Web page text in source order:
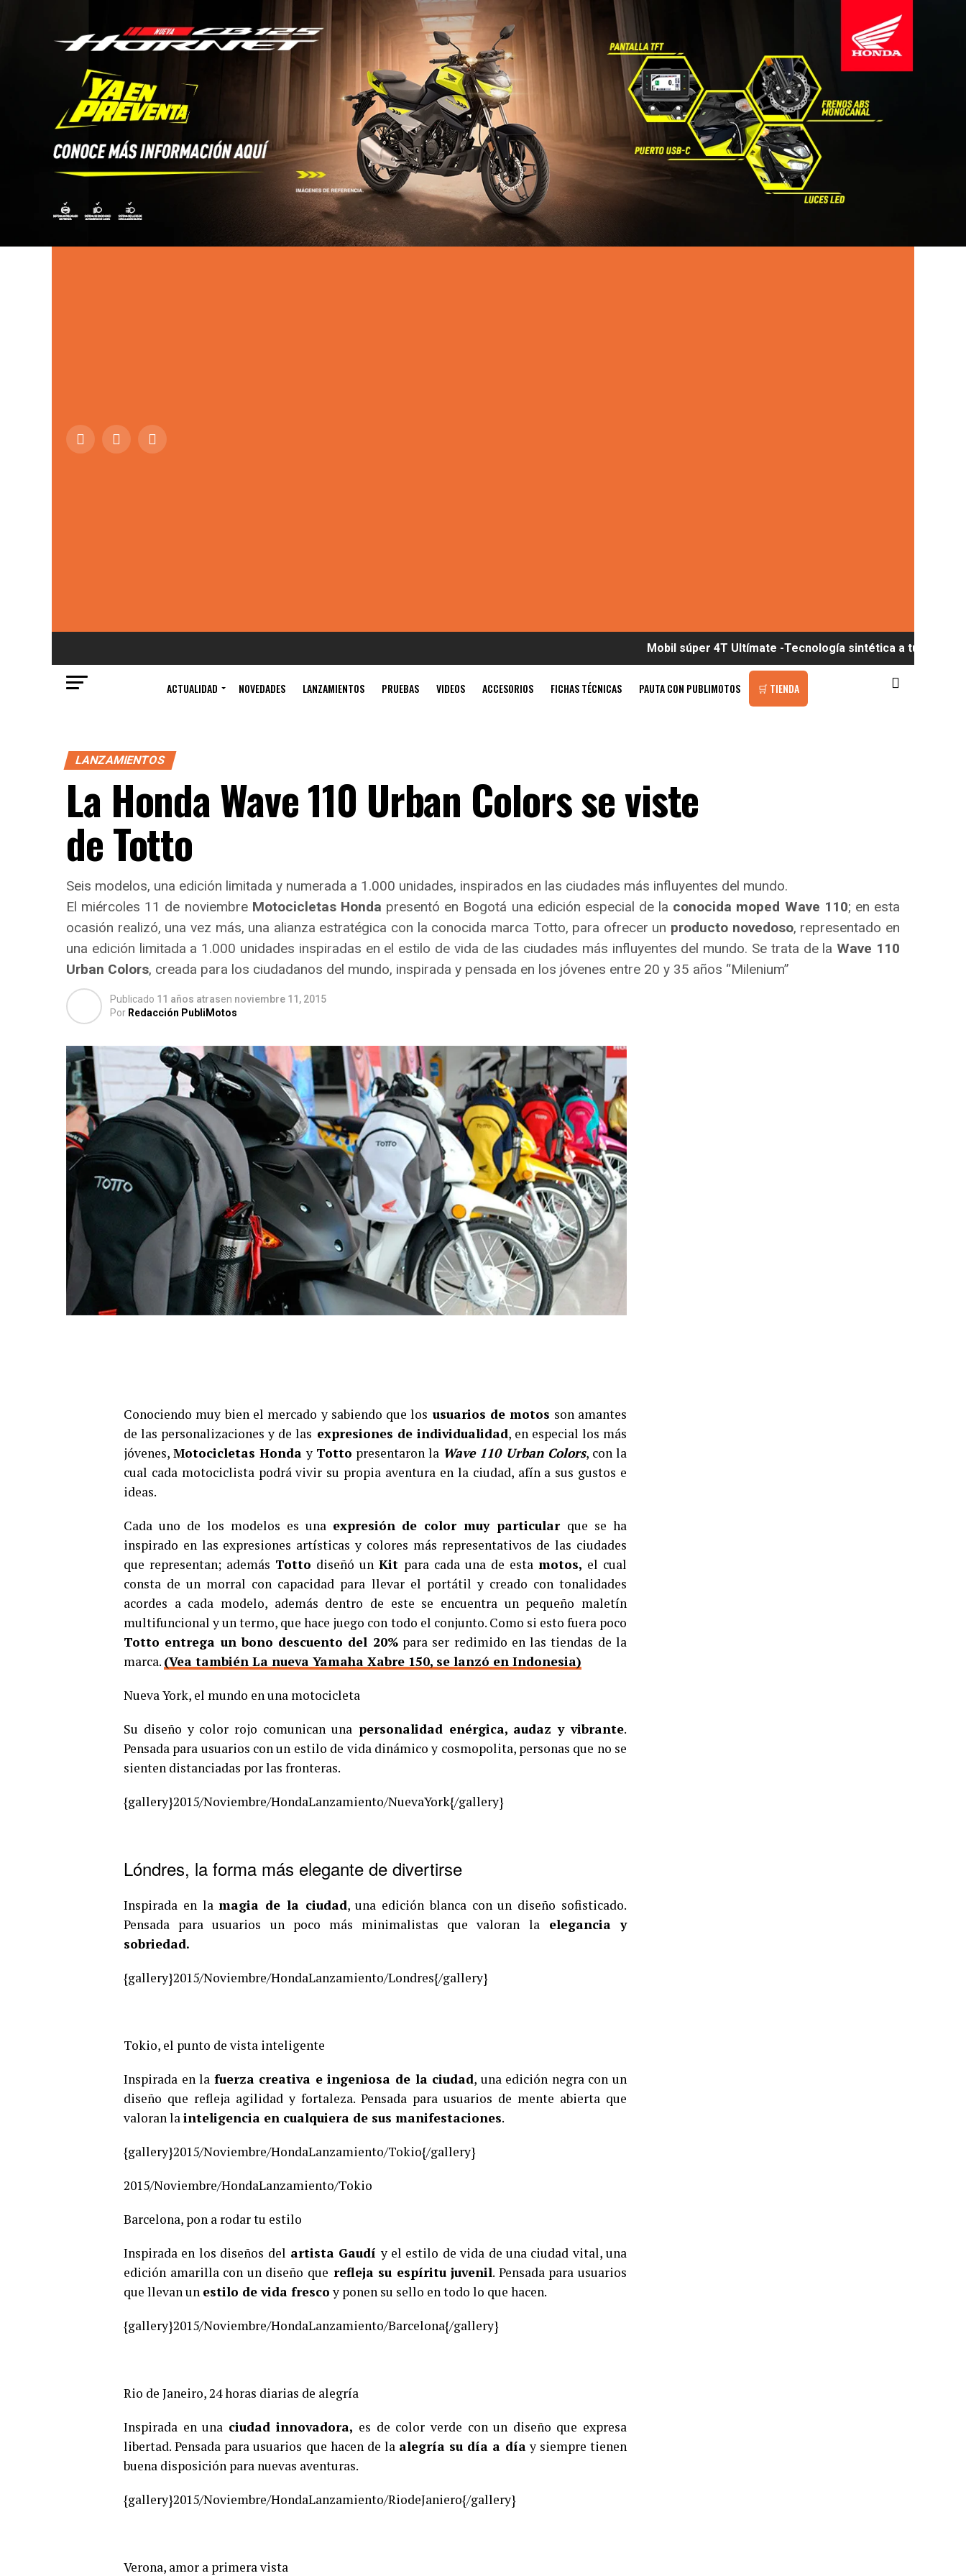
Mobil súper 4T Ultímate -Tecnología sintética a tu alcance
ACTUALIDAD NOVEDADES LANZAMIENTOS PRUEBAS VIDEOS ACCESORIOS FICHAS TÉCNICAS PAUTA CON PUBLIMOTOS 🛒 TIENDA
LANZAMIENTOS
La Honda Wave 110 Urban Colors se viste
de Totto
Seis modelos, una edición limitada y numerada a 1.000 unidades, inspirados en las ciudades más influyentes del mundo.
El miércoles 11 de noviembre Motocicletas Honda presentó en Bogotá una edición especial de la conocida moped Wave 110; en esta
ocasión realizó, una vez más, una alianza estratégica con la conocida marca Totto, para ofrecer un producto novedoso, representado en
una edición limitada a 1.000 unidades inspiradas en el estilo de vida de las ciudades más influyentes del mundo. Se trata de la Wave 110
Urban Colors, creada para los ciudadanos del mundo, inspirada y pensada en los jóvenes entre 20 y 35 años “Milenium”
Publicado 11 años atrasen noviembre 11, 2015
Por Redacción PubliMotos
Conociendo muy bien el mercado y sabiendo que los usuarios de motos son amantes
de las personalizaciones y de las expresiones de individualidad, en especial los más
jóvenes,Motocicletas Honda y Totto presentaron la Wave 110 Urban Colors, con la
cual cada motociclista podrá vivir su propia aventura en la ciudad, afín a sus gustos e
ideas.
Cada uno de los modelos es una expresión de color muy particular que se ha
inspirado en las expresiones artísticas y colores más representativos de las ciudades
que representan; además Totto diseñó unKit para cada una de esta motos, el cual
consta de un morral con capacidad para llevar el portátil y creado con tonalidades
acordes a cada modelo, además dentro de este se encuentra un pequeño maletín
multifuncional y un termo, que hace juego con todo el conjunto. Como si esto fuera poco
Totto entrega un bono descuento del 20%para ser redimido en las tiendas de la
marca. (Vea también La nueva Yamaha Xabre 150, se lanzó en Indonesia)
Nueva York, el mundo en una motocicleta
Su diseño y color rojo comunican unapersonalidad enérgica, audaz y vibrante.
Pensada para usuarios con un estilo de vida dinámico y cosmopolita, personas que no se
sienten distanciadas por las fronteras.
{gallery}2015/Noviembre/HondaLanzamiento/NuevaYork{/gallery}
Lóndres, la forma más elegante de divertirse
Inspirada en lamagia de la ciudad, una edición blanca con un diseño sofisticado.
Pensada para usuarios un poco más minimalistas que valoran laelegancia y
sobriedad.
{gallery}2015/Noviembre/HondaLanzamiento/Londres{/gallery}
Tokio, el punto de vista inteligente
Inspirada en la fuerza creativa e ingeniosa de la ciudad, una edición negra con un
diseño que refleja agilidad y fortaleza. Pensada para usuarios de mente abierta que
valoran lainteligencia en cualquiera de sus manifestaciones.
{gallery}2015/Noviembre/HondaLanzamiento/Tokio{/gallery}
2015/Noviembre/HondaLanzamiento/Tokio
Barcelona, pon a rodar tu estilo
Inspirada en los diseños del artista Gaudíy el estilo de vida de una ciudad vital, una
edición amarilla con un diseño que refleja su espíritu juvenil. Pensada para usuarios
que llevan un estilo de vida frescoy ponen su sello en todo lo que hacen.
{gallery}2015/Noviembre/HondaLanzamiento/Barcelona{/gallery}
Rio de Janeiro, 24 horas diarias de alegría
Inspirada en una ciudad innovadora, es de color verde con un diseño que expresa
libertad. Pensada para usuarios que hacen de la alegría su día a díay siempre tienen
buena disposición para nuevas aventuras.
{gallery}2015/Noviembre/HondaLanzamiento/RiodeJaniero{/gallery}
Verona, amor a primera vista